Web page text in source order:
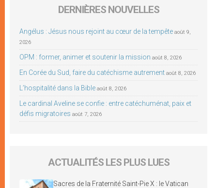
DERNIÈRES NOUVELLES
Angélus : Jésus nous rejoint au cœur de la tempête août 9,
2026
OPM : former, animer et soutenir la mission août 8, 2026
En Corée du Sud, faire du catéchisme autrement août 8, 2026
L’hospitalité dans la Bible août 8, 2026
Le cardinal Aveline se confie : entre catéchuménat, paix et
défis migratoires août 7, 2026
ACTUALITÉS LES PLUS LUES
Sacres de la Fraternité Saint-Pie X : le Vatican